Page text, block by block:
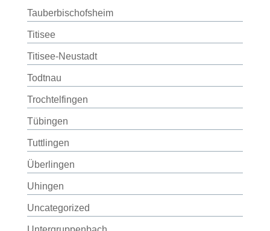
Tauberbischofsheim
Titisee
Titisee-Neustadt
Todtnau
Trochtelfingen
Tübingen
Tuttlingen
Überlingen
Uhingen
Uncategorized